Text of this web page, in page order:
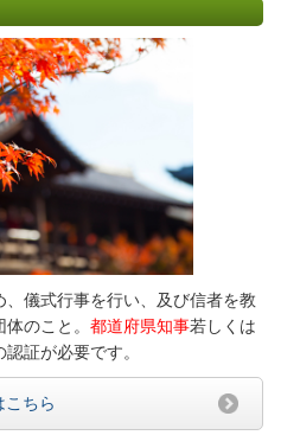
儀式行事を行い、及び信者を教
のこと。 都道府県知事若しくは
証が必要です。
こちら